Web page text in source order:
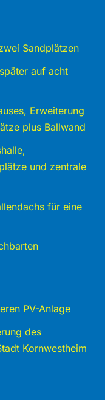
Sandplätzen
auf acht
Erweiterung
plus Ballwand
und zentrale
für eine
PV-Anlage
des
Kornwestheim